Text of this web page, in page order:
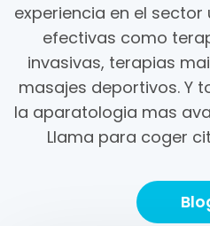
experiencia en el
efectivas como
invasivas, terapias
masajes deportivos. Y
la aparatologia mas
Llama para coger